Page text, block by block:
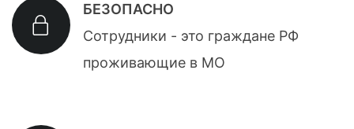
БЕЗОПАСНО
Сотрудники - это граждане РФ
проживающие в МО